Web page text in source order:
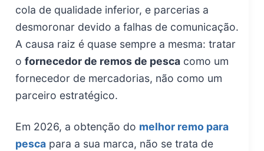
cola de qualidade inferior, e parcerias a
desmoronar devido a falhas de comunicação.
A causa raiz é quase sempre a mesma: tratar
o fornecedor de remos de pesca como um
fornecedor de mercadorias, não como um
parceiro estratégico.
Em 2026, a obtenção do melhor remo para
pesca para a sua marca, não se trata de